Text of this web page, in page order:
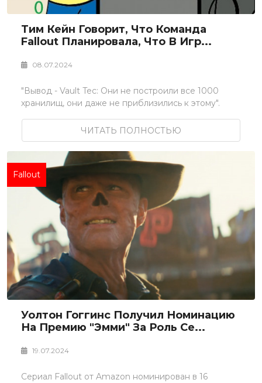
Тим Кейн Говорит, Что Команда
Fallout Планировала, Что В Игр...
08.07.2024
"Вывод - Vault Tec: Они не построили все 1000
хранилищ, они даже не приблизились к этому".
ЧИТАТЬ ПОЛНОСТЬЮ
Fallout
Уолтон Гоггинс Получил Номинацию
На Премию "Эмми" За Роль Се...
19.07.2024
Сериал Fallout от Amazon номинирован в 16